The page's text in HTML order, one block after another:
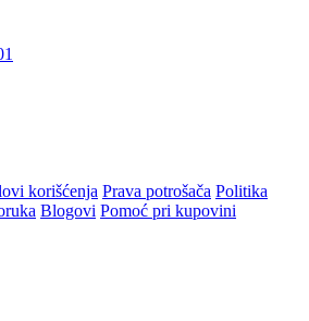
korišćenja Prava potrošača Politika
Blogovi Pomoć pri kupovini